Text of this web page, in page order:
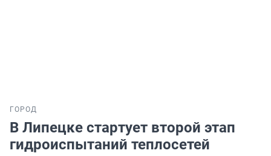
ГОРОД
В Липецке стартует второй этап
гидроиспытаний теплосетей